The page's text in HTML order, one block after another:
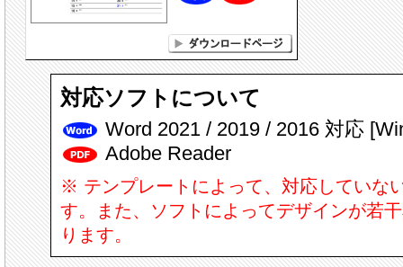
対応ソフトについて
Word 2021 / 2019 / 2016 対応
Adobe Reader
※ テンプレートによって、対応していな
す。また、ソフトによってデザインが若
ります。